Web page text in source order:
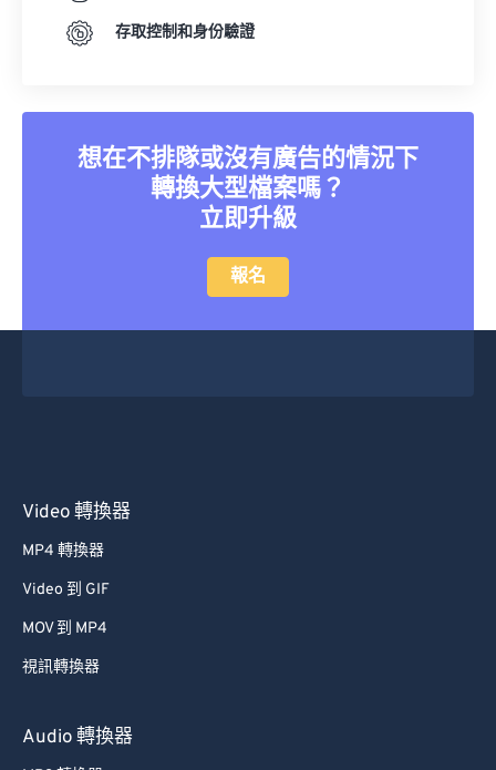
存取控制和身份驗證
想在不排隊或沒有廣告的情況下
轉換大型檔案嗎？
立即升級
報名
Video 轉換器
MP4 轉換器
Video 到 GIF
MOV 到 MP4
視訊轉換器
Audio 轉換器